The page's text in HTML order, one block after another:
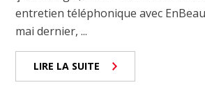
entretien téléphonique avec
mai dernier, ...
LIRE LA SUITE